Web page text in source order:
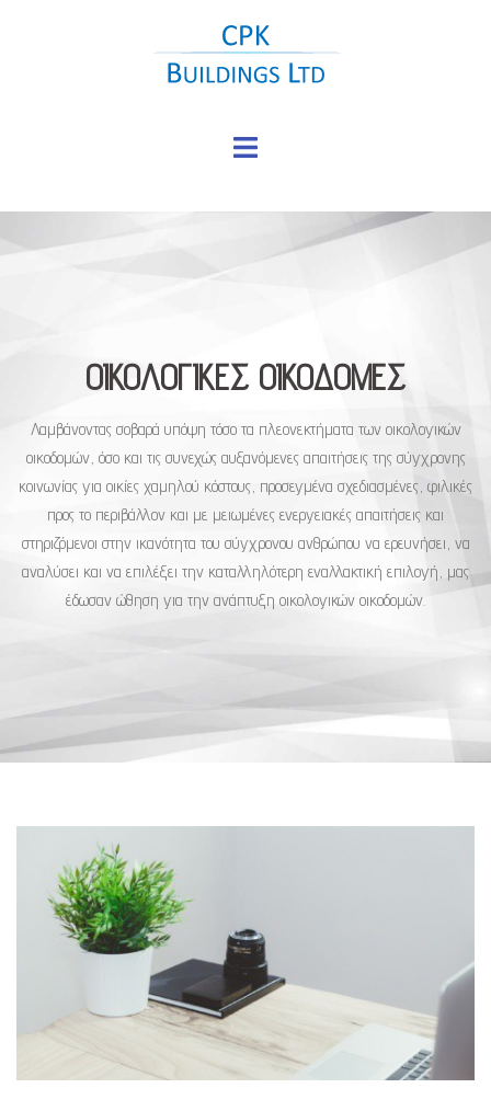
Toggle
ΟΙΚΟΛΟΓΙΚΕΣ ΟΙΚΟΔΟΜΕΣ
Λαμβάνοντας σοβαρά υπόψη τόσο τα πλεονεκτήματα των οικολογικών
οικοδομών, όσο και τις συνεχώς αυξανόμενες απαιτήσεις της σύγχρονης
κοινωνίας για οικίες χαμηλού κόστους, προσεγμένα σχεδιασμένες, φιλικές
προς το περιβάλλον και με μειωμένες ενεργειακές απαιτήσεις και
στηριζόμενοι στην ικανότητα του σύγχρονου ανθρώπου να ερευνήσει, να
αναλύσει και να επιλέξει την καταλληλότερη εναλλακτική επιλογή, μας
έδωσαν ώθηση για την ανάπτυξη οικολογικών οικοδομών.